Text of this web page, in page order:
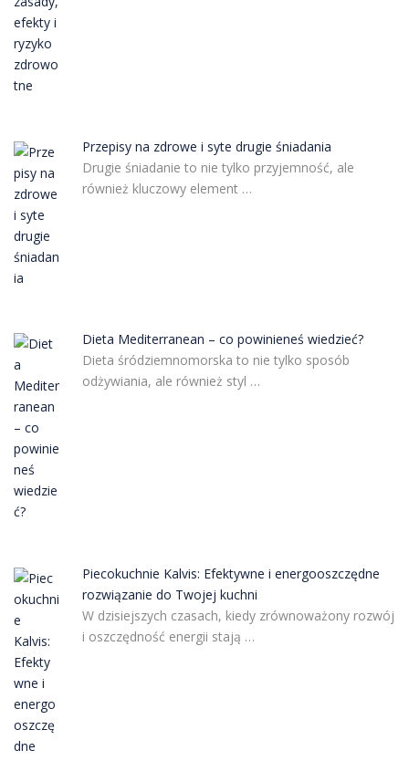
Przepisy na zdrowe i syte drugie śniadania
Drugie śniadanie to nie tylko przyjemność, ale
również kluczowy element …
Dieta Mediterranean – co powinieneś wiedzieć?
Dieta śródziemnomorska to nie tylko sposób
odżywiania, ale również styl …
Piecokuchnie Kalvis: Efektywne i energooszczędne
rozwiązanie do Twojej kuchni
W dzisiejszych czasach, kiedy zrównoważony rozwój
i oszczędność energii stają …